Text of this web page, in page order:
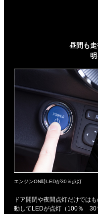
昼間も
エンジンON時LEDが30％点灯
ドア開閉や夜間点灯だけでは
動してLEDが点灯（100％ 30